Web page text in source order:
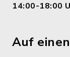
14:00-18:00
Auf